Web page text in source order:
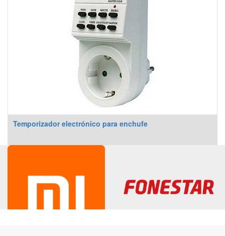
Temporizador electrónico para enchufe